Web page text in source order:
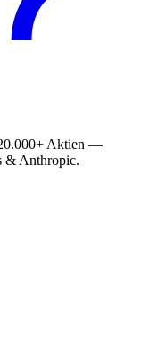
Aktien —
& Anthropic.